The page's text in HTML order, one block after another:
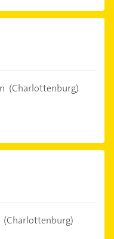
(Charlottenburg)
(Charlottenburg)